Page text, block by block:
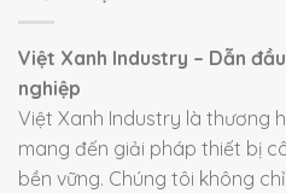
Việt Xanh Industry – Dẫn
nghiệp
Việt Xanh Industry là thương
mang đến giải pháp thiết bị
bền vững. Chúng tôi không